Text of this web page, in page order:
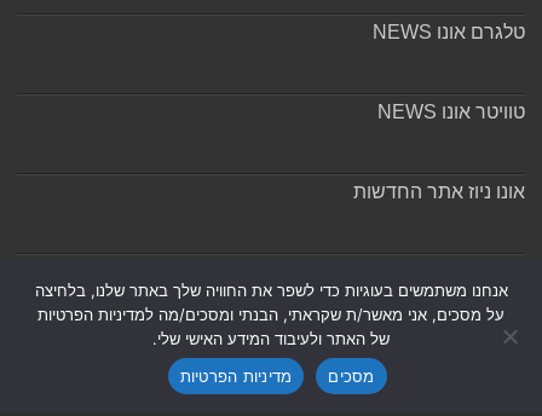
טלגרם אונו NEWS
טוויטר אונו NEWS
אונו ניוז אתר החדשות
אנחנו משתמשים בעוגיות כדי לשפר את החוויה שלך באתר שלנו, בלחיצה
על מסכים, אני מאשר/ת שקראתי, הבנתי ומסכים/מה למדיניות הפרטיות
של האתר ולעיבוד המידע האישי שלי.
מסכים
מדיניות הפרטיות